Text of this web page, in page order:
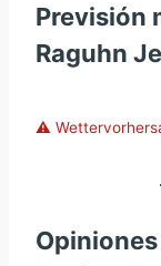
Previsión
Raguhn
⚠️